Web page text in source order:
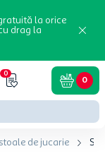
la orice
drag la
0
0
de jucarie